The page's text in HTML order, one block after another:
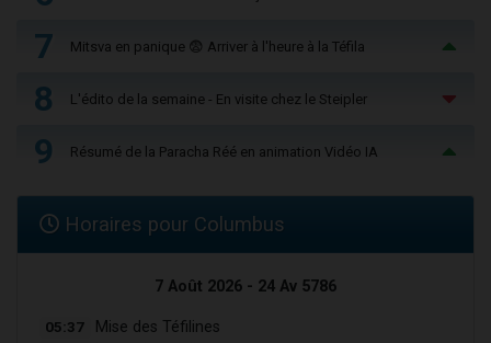
7 Mitsva en panique 😨 Arriver à l'heure à la Téfila
8 L'édito de la semaine - En visite chez le Steipler
9 Résumé de la Paracha Réé en animation Vidéo IA
Horaires pour Columbus
7 Août 2026 - 24 Av 5786
05:37 Mise des Téfilines